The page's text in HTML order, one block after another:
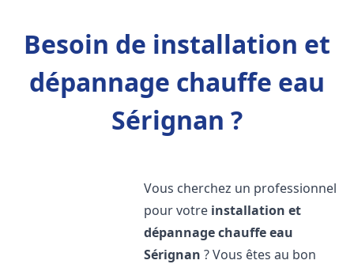
Besoin de installation et
dépannage chauffe eau
Sérignan ?
Vous cherchez un professionnel
pour votre installation et
dépannage chauffe eau
Sérignan ? Vous êtes au bon